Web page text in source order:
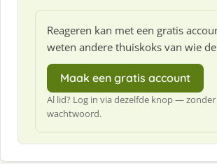
Reageren kan met een gratis
weten andere thuiskoks van wie
Maak een gratis account
Al lid? Log in via dezelfde knop — zonder
wachtwoord.